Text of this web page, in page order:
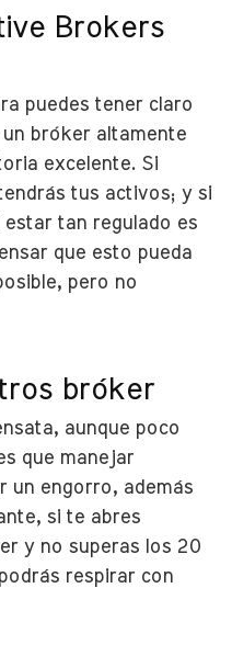
Brokers
puedes tener claro
bróker altamente
excelente. Si
tus activos; y si
tan regulado es
que esto pueda
pero no
bróker
aunque poco
que manejar
un engorro, además
si te abres
y no superas los 20
respirar con